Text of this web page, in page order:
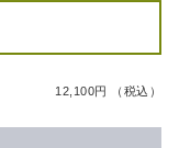
12,100円 （税込）